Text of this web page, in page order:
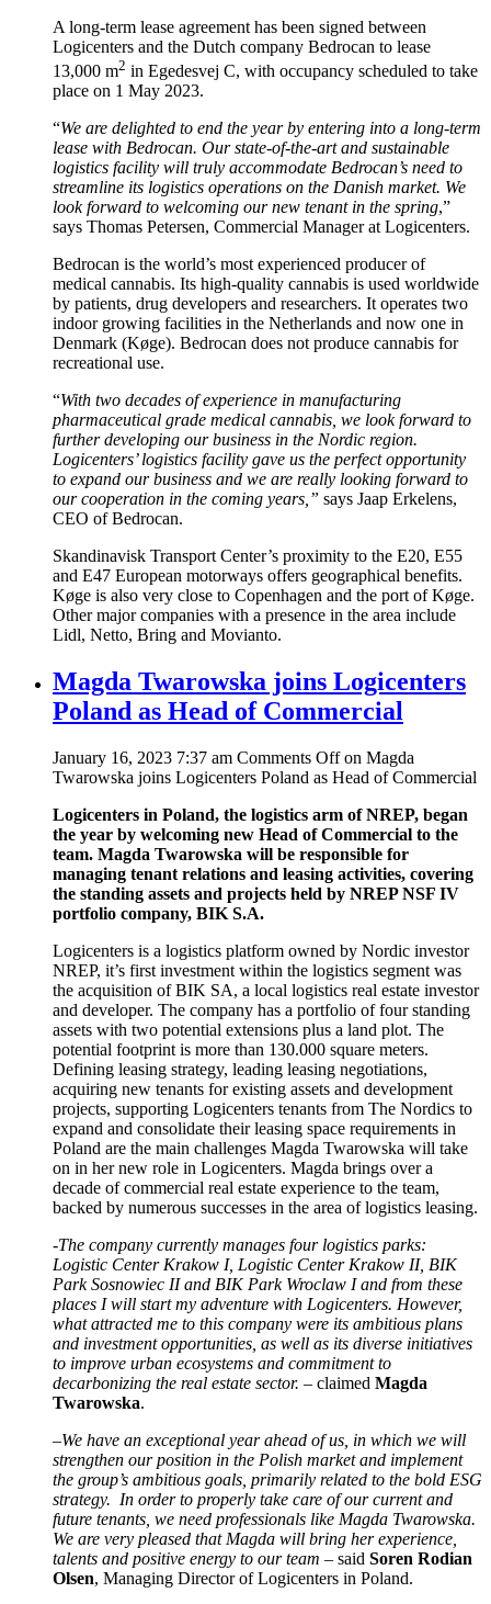
A long-term lease agreement has been signed between
Logicenters and the Dutch company Bedrocan to lease
13,000 m2 in Egedesvej C, with occupancy scheduled to take
place on 1 May 2023.
“We are delighted to end the year by entering into a long-term
lease with Bedrocan. Our state-of-the-art and sustainable
logistics facility will truly accommodate Bedrocan’s need to
streamline its logistics operations on the Danish market. We
look forward to welcoming our new tenant in the spring,”
says Thomas Petersen, Commercial Manager at Logicenters.
Bedrocan is the world’s most experienced producer of
medical cannabis. Its high-quality cannabis is used worldwide
by patients, drug developers and researchers. It operates two
indoor growing facilities in the Netherlands and now one in
Denmark (Køge). Bedrocan does not produce cannabis for
recreational use.
“With two decades of experience in manufacturing
pharmaceutical grade medical cannabis, we look forward to
further developing our business in the Nordic region.
Logicenters’ logistics facility gave us the perfect opportunity
to expand our business and we are really looking forward to
our cooperation in the coming years,” says Jaap Erkelens,
CEO of Bedrocan.
Skandinavisk Transport Center’s proximity to the E20, E55
and E47 European motorways offers geographical benefits.
Køge is also very close to Copenhagen and the port of Køge.
Other major companies with a presence in the area include
Lidl, Netto, Bring and Movianto.
Magda Twarowska joins Logicenters
Poland as Head of Commercial
January 16, 2023 7:37 am Comments Offon Magda
Twarowska joins Logicenters Poland as Head of Commercial
Logicenters in Poland, the logistics arm of NREP, began
the year by welcoming new Head of Commercial to the
team. Magda Twarowska will be responsible for
managing tenant relations and leasing activities, covering
the standing assets and projects held by NREP NSF IV
portfolio company, BIK S.A.
Logicenters is a logistics platform owned by Nordic investor
NREP, it’s first investment within the logistics segment was
the acquisition of BIK SA, a local logistics real estate investor
and developer. The company has a portfolio of four standing
assets with two potential extensions plus a land plot. The
potential footprint is more than 130.000 square meters.
Defining leasing strategy, leading leasing negotiations,
acquiring new tenants for existing assets and development
projects, supporting Logicenters tenants from The Nordics to
expand and consolidate their leasing space requirements in
Poland are the main challenges Magda Twarowska will take
on in her new role in Logicenters. Magda brings over a
decade of commercial real estate experience to the team,
backed by numerous successes in the area of logistics leasing.
-The company currently manages four logistics parks:
Logistic Center Krakow I, Logistic Center Krakow II, BIK
Park Sosnowiec II and BIK Park Wroclaw I and from these
places I will start my adventure with Logicenters. However,
what attracted me to this company were its ambitious plans
and investment opportunities, as well as its diverse initiatives
to improve urban ecosystems and commitment to
decarbonizing the real estate sector. – claimed Magda
Twarowska.
–We have an exceptional year ahead of us, in which we will
strengthen our position in the Polish market and implement
the group’s ambitious goals, primarily related to the bold ESG
strategy. In order to properly take care of our current and
future tenants, we need professionals like Magda Twarowska.
We are very pleased that Magda will bring her experience,
talents and positive energy to our team – said Soren Rodian
Olsen, Managing Director of Logicenters in Poland.